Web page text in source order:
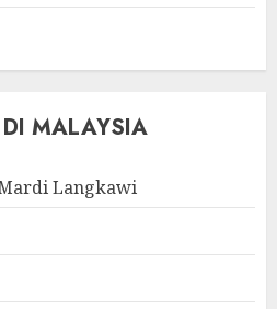
MALAYSIA
Langkawi